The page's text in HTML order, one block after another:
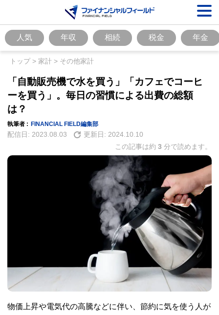
人気 年収 相続 税金 年金
トップ> 家計 > その他家計
「自動販売機で水を買う」「カフェでコーヒ
ーを買う」。毎日の習慣による出費の総額
は？
執筆者 : FINANCIAL FIELD編集部
配信日: 2023.08.03 更新日: 2024.10.10
この記事は約 3 分で読めます。
物価上昇や電気代の高騰などに伴い、節約に気を使う人が